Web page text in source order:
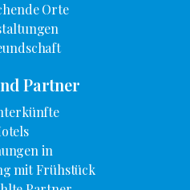
Orte
Partner
in
mit Frühstück